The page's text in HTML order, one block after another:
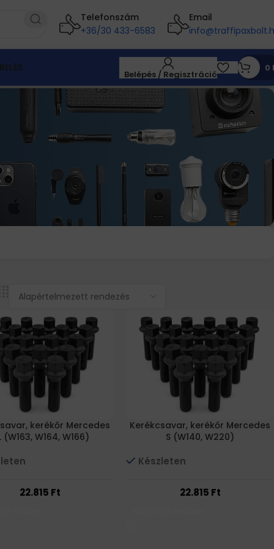
Telefonszám
+36/30 433-6583
Email
Belépés / Regisztráció
0
kerékőr Mercedes
(W163, W164, W166)
22.815 Ft
Kerékcsavar, kerékőr Mercedes
S (W140, W220)
Készleten
22.815 Ft